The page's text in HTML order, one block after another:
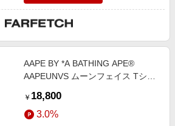
AAPE BY *A BATHING APE®
AAPEUNVS ムーンフェイス Tシャ
￥ 18,800
3.0%